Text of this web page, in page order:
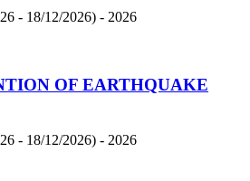
- 18/12/2026) - 2026
OF EARTHQUAKE
- 18/12/2026) - 2026